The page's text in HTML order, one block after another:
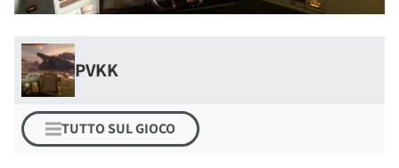
PVKK
TUTTO SUL GIOCO